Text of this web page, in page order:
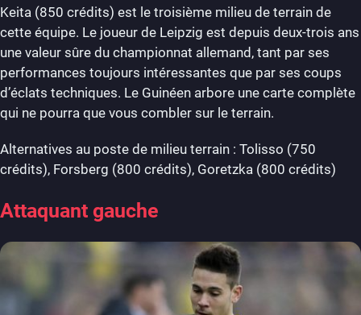
Keita (850 crédits) est le troisième milieu de terrain de
cette équipe. Le joueur de Leipzig est depuis deux-trois ans
une valeur sûre du championnat allemand, tant par ses
performances toujours intéressantes que par ses coups
d’éclats techniques. Le Guinéen arbore une carte complète
qui ne pourra que vous combler sur le terrain.
Alternatives au poste de milieu terrain : Tolisso (750
crédits), Forsberg (800 crédits), Goretzka (800 crédits)
Attaquant gauche